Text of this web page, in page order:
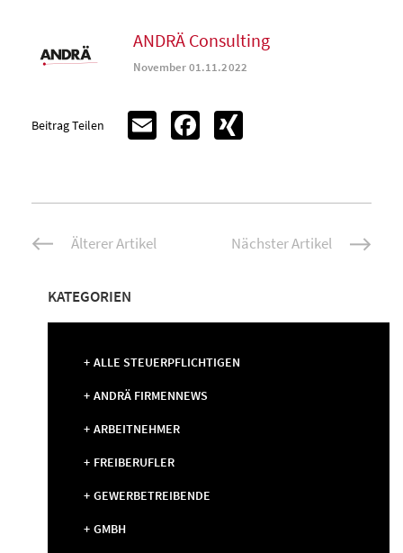
ANDRÄ Consulting
November 01.11.2022
Beitrag Teilen Email Facebook
Beitrags-Älterer Artikel Nächster Artikel
KATEGORIEN
ALLE STEUERPFLICHTIGEN
ANDRÄ FIRMENNEWS
ARBEITNEHMER
FREIBERUFLER
GEWERBETREIBENDE
GMBH